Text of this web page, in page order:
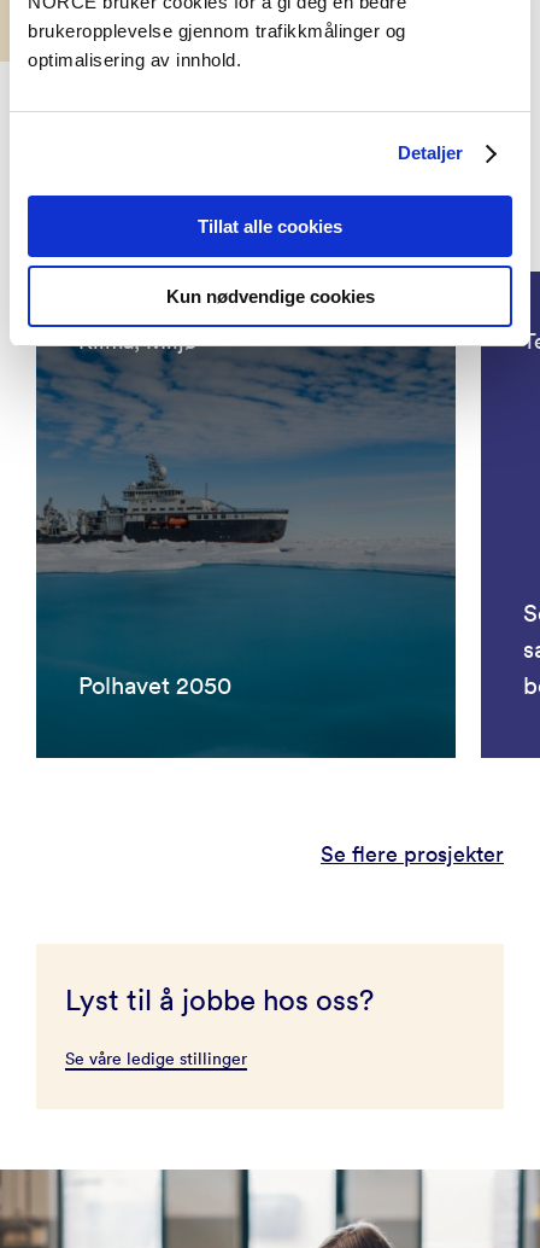
brukeropplevelse gjennom trafikkmålinger og
optimalisering av innhold.
Detaljer
Tillat alle cookies
Kun nødvendige cookies
Klima, Miljø
Polhavet 2050
Se flere prosjekter
Lyst til å jobbe hos oss?
Se våre ledige stillinger